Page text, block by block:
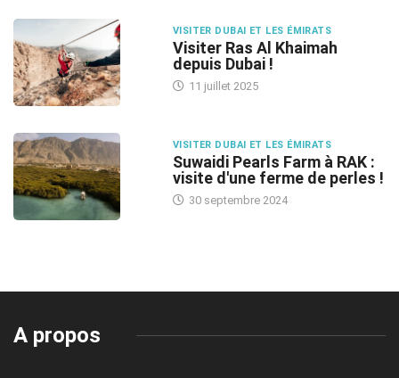
VISITER DUBAI ET LES ÉMIRATS
Visiter Ras Al Khaimah
depuis Dubai !
11 juillet 2025
VISITER DUBAI ET LES ÉMIRATS
Suwaidi Pearls Farm à RAK :
visite d'une ferme de perles !
30 septembre 2024
A propos